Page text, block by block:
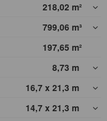
218,02 m²
799,06 m³
197,65 m²
8,73 m
16,7 x 21,3 m
14,7 x 21,3 m